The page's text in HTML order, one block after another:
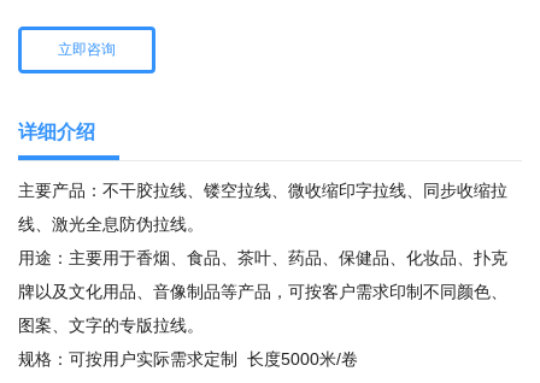
立即咨询
详细介绍
主要产品：不干胶拉线、镂空拉线、微收缩印字拉线、同步收缩拉
线、激光全息防伪拉线。
用途：主要用于香烟、食品、茶叶、药品、保健品、化妆品、扑克
牌以及文化用品、音像制品等产品，可按客户需求印制不同颜色、
图案、文字的专版拉线。
规格：可按用户实际需求定制 长度5000米/卷